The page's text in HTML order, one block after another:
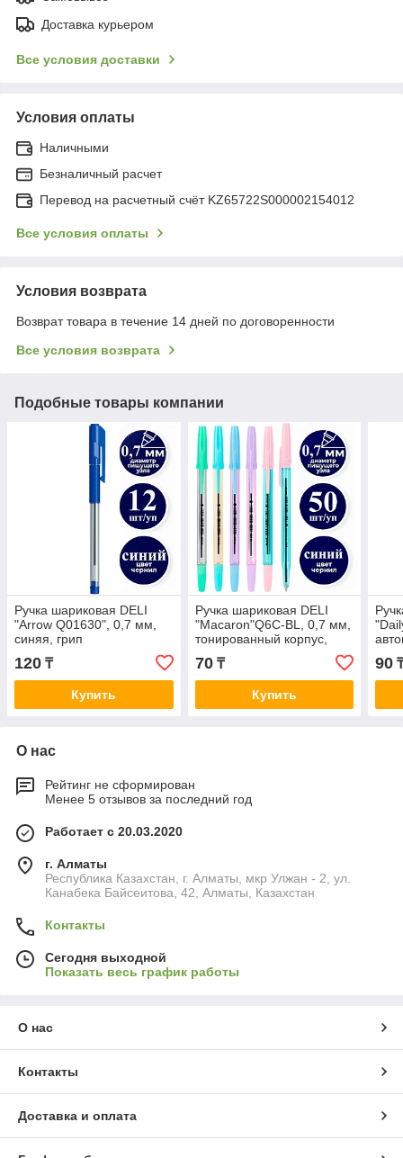
Доставка курьером
Все условия доставки
Условия оплаты
Наличными
Безналичный расчет
Перевод на расчетный счёт KZ65722S000002154012
Все условия оплаты
Условия возврата
Возврат товара в течение 14 дней по договоренности
Все условия возврата
Подобные товары компании
Ручка шариковая DELI
"Arrow Q01630", 0,7 мм,
синяя, грип
120 ₸
Купить
Ручка шариковая DELI
"Macaron"Q6C-BL, 0,7 мм,
тонированный корпус,
синяя
70₸
Купить
90
О нас
Рейтинг не сформирован
Менее 5 отзывов за последний год
Работает с 20.03.2020
г. Алматы
Республика Казахстан, г. Алматы, мкр Улжан - 2, ул.
Канабека Байсеитова, 42, Алматы, Казахстан
Контакты
Сегодня выходной
Показать весь график работы
О нас
Контакты
Доставка и оплата